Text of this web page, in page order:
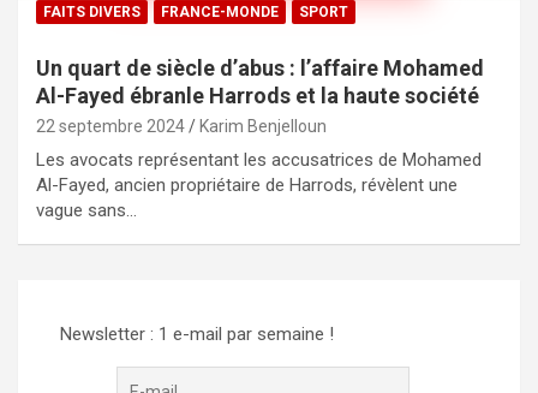
FAITS DIVERS FRANCE-MONDE SPORT
Un quart de siècle d’abus : l’affaire Mohamed
Al-Fayed ébranle Harrods et la haute société
22 septembre 2024 Karim Benjelloun
Les avocats représentant les accusatrices de Mohamed
Al-Fayed, ancien propriétaire de Harrods, révèlent une
vague sans…
Newsletter : 1 e-mail par semaine !